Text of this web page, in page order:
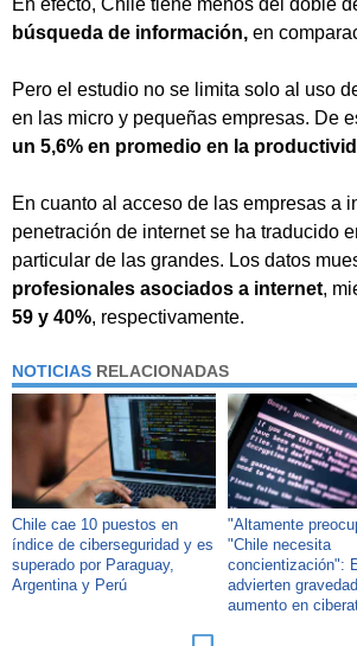
búsqueda de información, en
Pero el estudio no se limita solo al uso
en las micro y pequeñas empresas. De
un 5,6% en promedio en la
En cuanto al acceso de las empresas a
penetración de internet se ha traducido
particular de las grandes. Los datos
profesionales asociados a internet,
59 y 40%, respectivamente.
NOTICIAS RELACIONADAS
Chile cae 10 puestos en
índice de ciberseguridad y es
superado por Paraguay,
Argentina y Perú
"Altamente
"Chile necesita
concientización":
advierten
aumento en